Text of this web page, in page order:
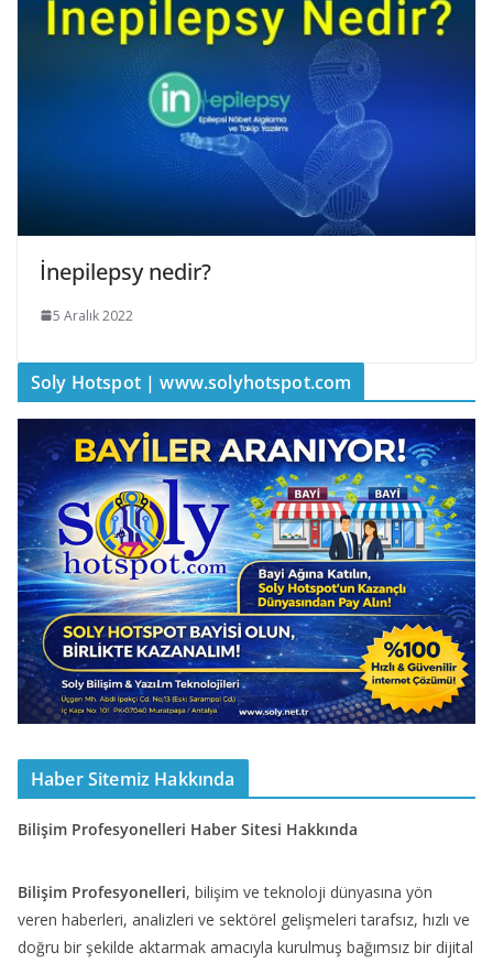
İnepilepsy nedir?
5 Aralık 2022
Soly Hotspot | www.solyhotspot.com
Haber Sitemiz Hakkında
Bilişim Profesyonelleri Haber Sitesi Hakkında
Bilişim Profesyonelleri, bilişim ve teknoloji dünyasına yön
veren haberleri, analizleri ve sektörel gelişmeleri tarafsız, hızlı ve
doğru bir şekilde aktarmak amacıyla kurulmuş bağımsız bir dijital